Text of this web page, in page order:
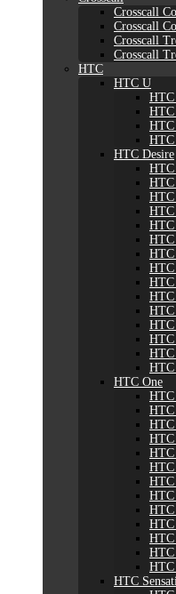
Crosscall
Crosscall
Crosscall
Crosscall
HTC
HTC U
HTC Desire
HTC
HTC
HTC
HTC
HTC
HTC
HTC
HTC
HTC
HTC
HTC
HTC
HTC
HTC
HTC One
HTC
HTC
HTC
HTC
HTC
HTC
HTC
HTC
HTC
HTC
HTC